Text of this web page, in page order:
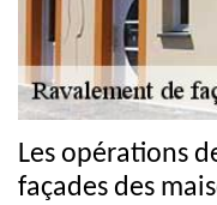
Les opérations
façades des